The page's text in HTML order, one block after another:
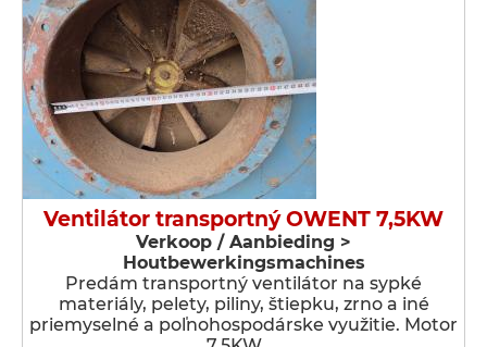
Ventilátor transportný OWENT 7,5KW
Verkoop / Aanbieding >
Houtbewerkingsmachines
Predám transportný ventilátor na sypké
materiály, pelety, piliny, štiepku, zrno a iné
priemyselné a poľnohospodárske využitie. Motor